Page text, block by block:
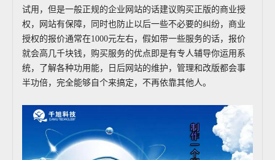
试用，但是一般正规的企业网站的话建议购买正版的商业授
权，网站有保障，同时也防止以后一些不必要的纠纷，商业
授权的报价通常在1000元左右，假如带一些服务的话，报价
就会高几千块钱，购买服务的优点即是有专人辅导你运用系
统，了解各种功用能，日后网站的维护，管理和改版都会事
半功倍，完全能够自个来搞定，不再依靠其他人。